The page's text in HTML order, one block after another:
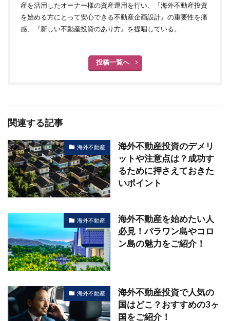
産を活用したオーナー様の資産運用を行い、『海外不動産投資
を始める方にとって安心できる不動産企画設計』の重要性を痛
感、『新しい不動産投資のあり方』を提唱している。
投稿一覧へ
関連する記事
海外不動産
海外不動産投資のデメリ
ットや注意点は？成功す
るために押さえておきた
いポイント
海外不動産
海外不動産を始めたい人
必見！パラワン島やコロ
ン島の魅力をご紹介！
海外不動産
海外不動産投資で人気の
国はどこ？おすすめの3ヶ
国をご紹介！